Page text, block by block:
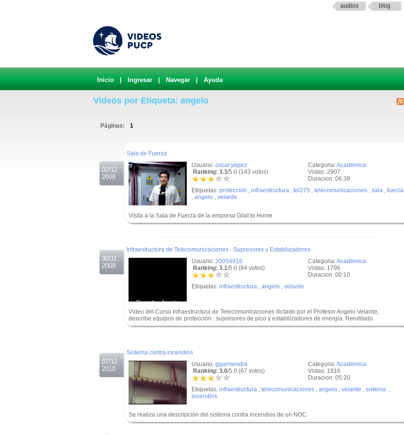
audios blog
Inicio Ingresar Navegar Ayuda
Videos por Etiqueta: angelo
Páginas: 1
02/12
2008
Sala de Fuerza
Categoria:Académica
Vistas: 2907
Duracion: 06:39
Usuario: oscar.yepez
Ranking: 3.3/5.0 (143 votos)
Etiquetas: proteccion , infraestructura , tel275 , telecomunicaciones , sala , fuerza
, angelo , velarde
Visita a la Sala de Fuerza de la empresa Gilat to Home
30/11
2009
Infraestructura de Telecomunicaciones - Supresores y Estabilizadores
Categoria:Académica
Vistas: 1796
Duracion: 00:10
Usuario: 20054916
Ranking: 3.1/5.0 (84 votos)
Etiquetas: infraestructura , angelo , velarde
Video del Curso Infraestructura de Telecomunicaciones dictado por el Profesor Angelo Velarde,
describe equipos de protección : supresores de pico y estabilizadores de energia. Reeditado.
07/12
2010
Sistema contra incendios
Categoria:Académica
Vistas: 1916
Duracion: 05:20
Usuario: ggarmendia
Ranking: 3.0/5.0 (67 votos)
Etiquetas: infraestructura , telecomunicaciones , angelo , velarde , sistema ,
incendios
Se realiza una descripción del sistema contra incendios de un NOC.